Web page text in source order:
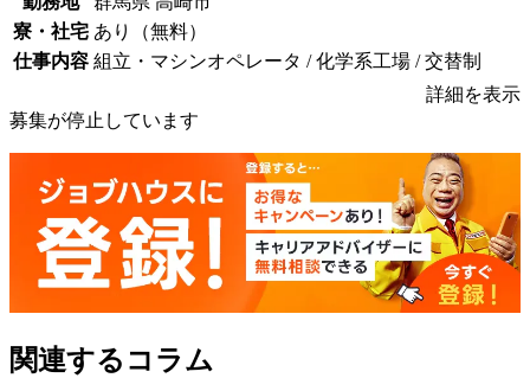
寮・社宅 あり（無料）
仕事内容 組立・マシンオペレータ / 化学系工場 / 交替制
詳細を表示
募集が停止しています
関連するコラム